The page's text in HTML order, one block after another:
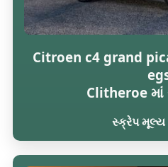
Citroen c4 grand
Clitheroe
સ્ક્રેપ મૂલ્ય